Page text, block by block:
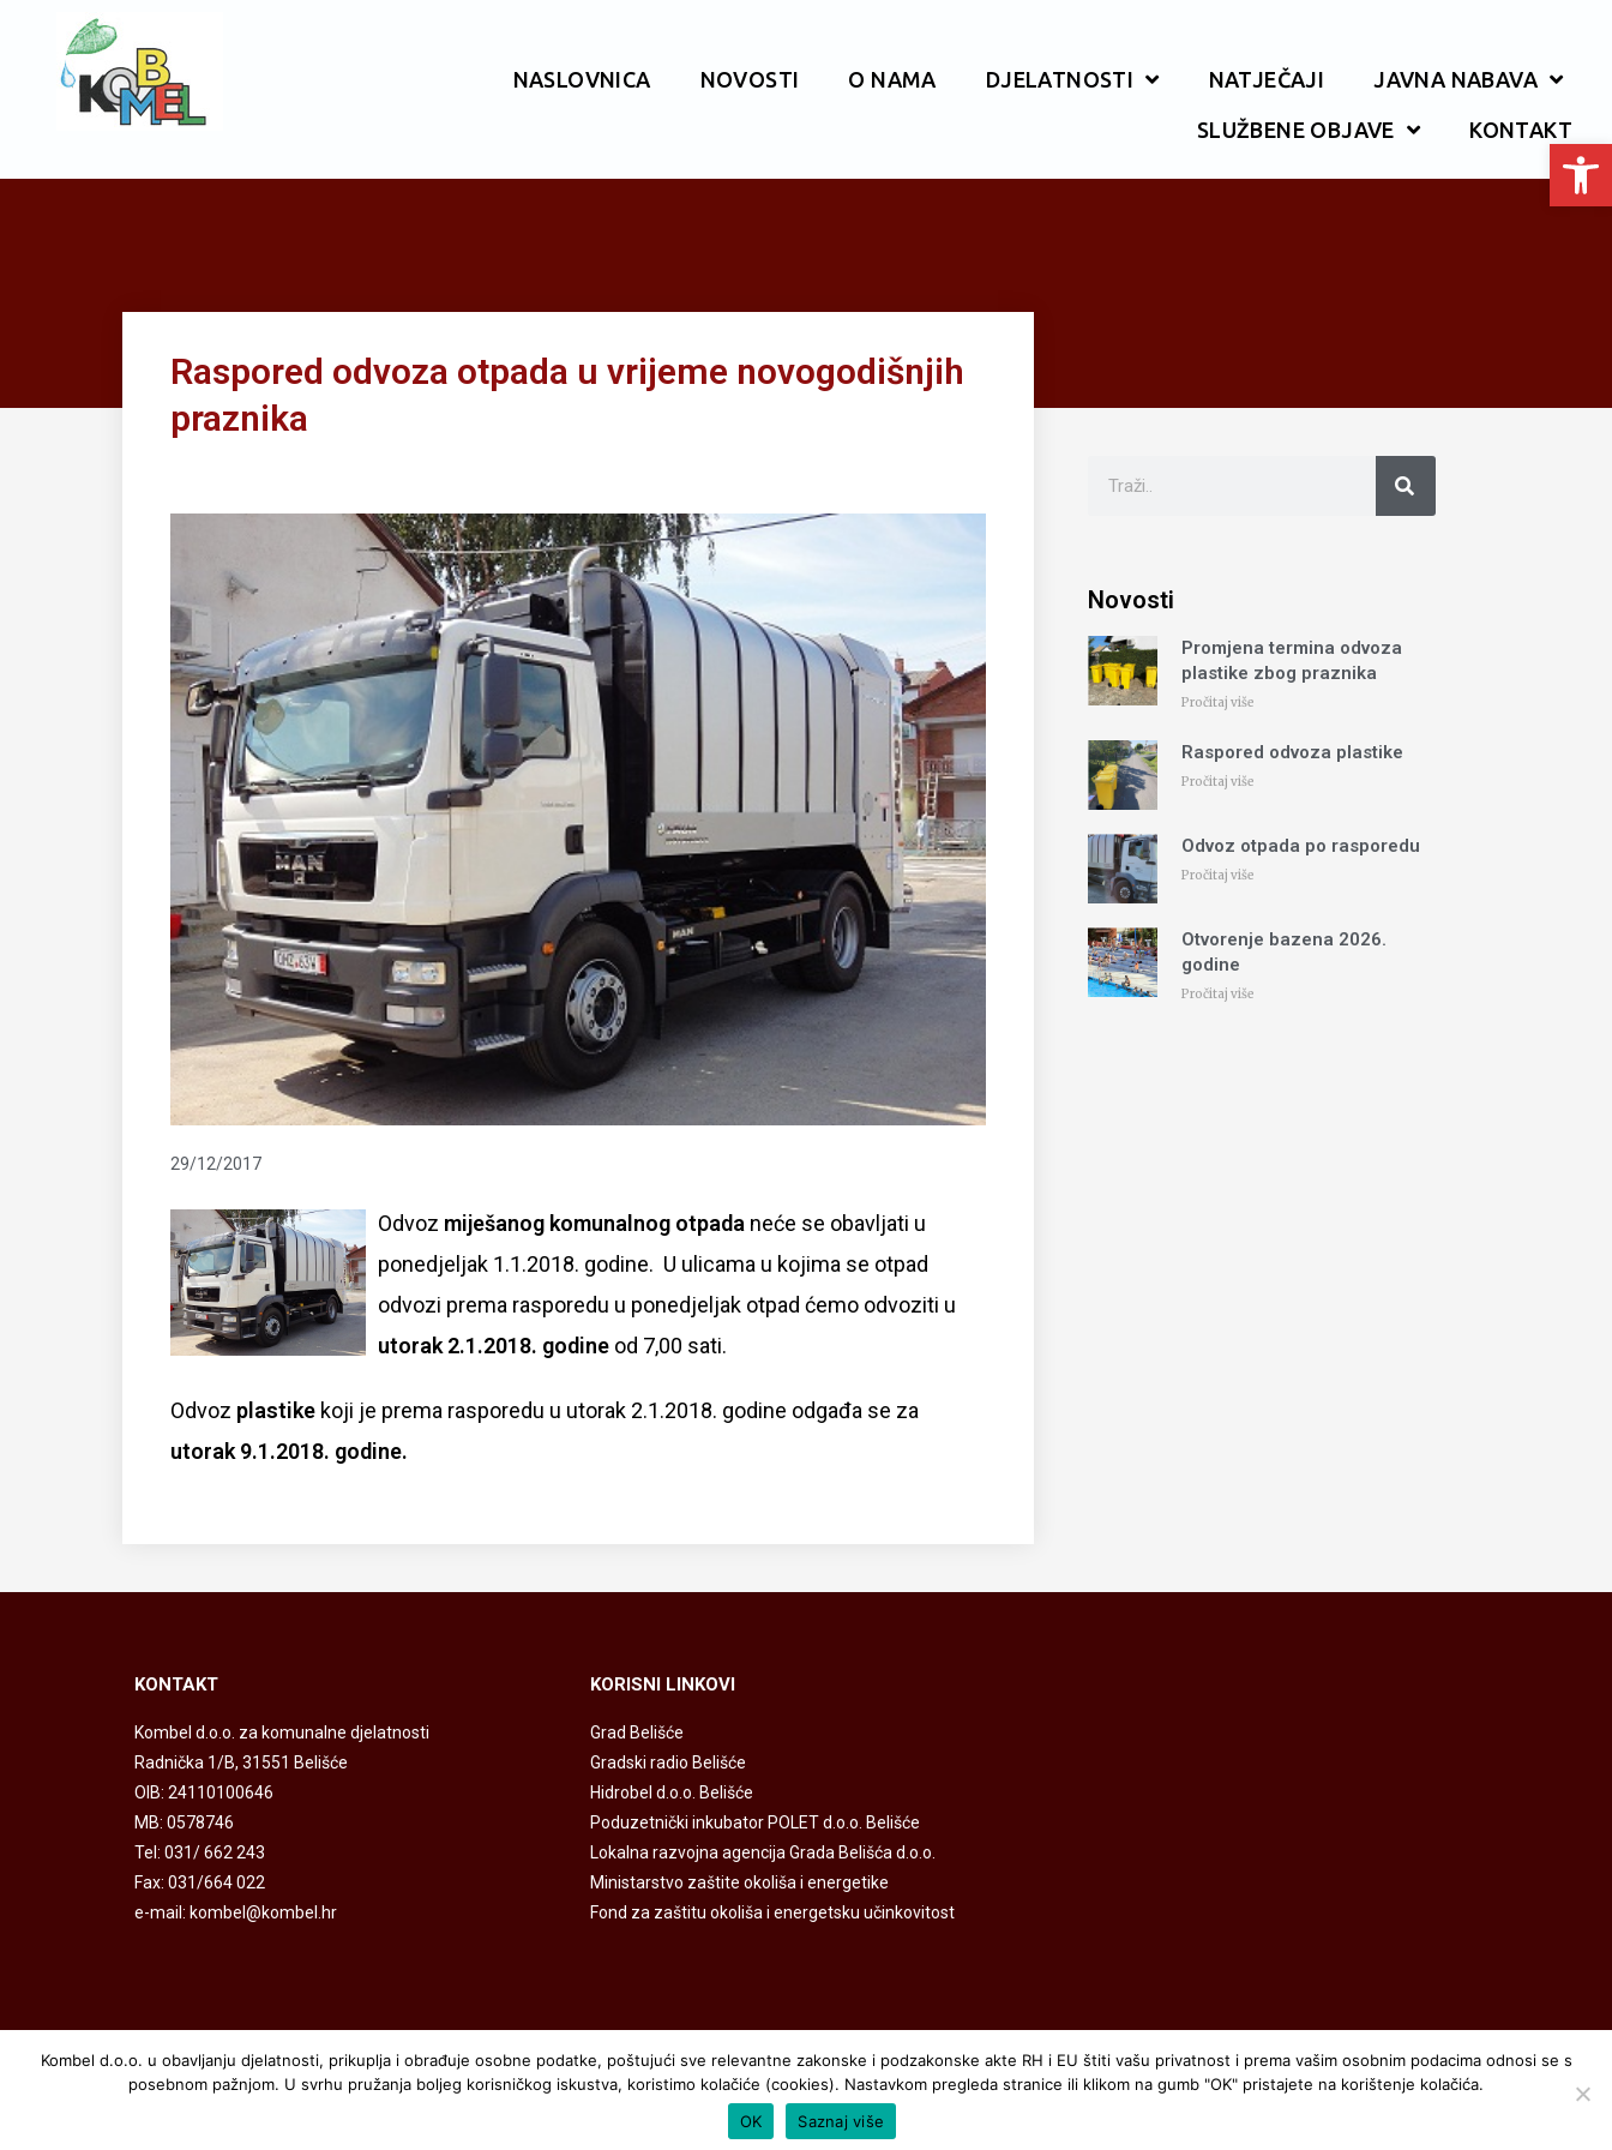
Open toolbar
NASLOVNICA NOVOSTI O NAMA DJELATNOSTI NATJEČAJI JAVNA NABAVA
SLUŽBENE OBJAVE KONTAKT
Raspored odvoza otpada u vrijeme novogodišnjih
praznika
29/12/2017
Odvoz miješanog komunalnog otpada neće se obavljati u
ponedjeljak 1.1.2018. godine. U ulicama u kojima se otpad
odvozi prema rasporedu u ponedjeljak otpad ćemo odvoziti u
utorak 2.1.2018. godine od 7,00 sati.
Odvoz plastike koji je prema rasporedu u utorak 2.1.2018. godine odgađa se za
utorak 9.1.2018. godine.
Novosti
Promjena termina odvoza
plastike zbog praznika
Pročitaj više
Raspored odvoza plastike
Pročitaj više
Odvoz otpada po rasporedu
Pročitaj više
Otvorenje bazena 2026.
godine
Pročitaj više
KONTAKT
Kombel d.o.o. za komunalne djelatnosti
Radnička 1/B, 31551 Belišće
OIB: 24110100646
MB: 0578746
Tel: 031/ 662 243
Fax: 031/664 022
e-mail: kombel@kombel.hr
KORISNI LINKOVI
Grad Belišće
Gradski radio Belišće
Hidrobel d.o.o. Belišće
Poduzetnički inkubator POLET d.o.o. Belišće
Lokalna razvojna agencija Grada Belišća d.o.o.
Ministarstvo zaštite okoliša i energetike
Fond za zaštitu okoliša i energetsku učinkovitost
Kombel.hr © sva prava zadržana izrada web stranice
Kombel d.o.o. u obavljanju djelatnosti, prikuplja i obrađuje osobne podatke, poštujući sve relevantne zakonske i podzakonske akte RH i EU štiti vašu privatnost i prema vašim osobnim podacima odnosi se s
posebnom pažnjom. U svrhu pružanja boljeg korisničkog iskustva, koristimo kolačiće (cookies). Nastavkom pregleda stranice ili klikom na gumb "OK" pristajete na korištenje kolačića.
OK
Saznaj više